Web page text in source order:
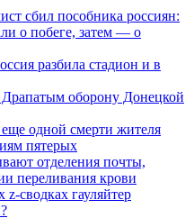
сбил пособника россиян:
о побеге, затем — о
разбила стадион и в
Драпатым оборону Донецкой
одной смерти жителя
пятерых
отделения почты,
переливания крови
z-сводках гауляйтер